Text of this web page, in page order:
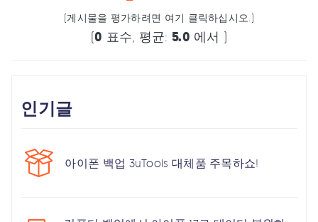
(게시물을 평가하려면 여기 클릭하십시오.)
(0 표수, 평균: 5.0 에서 )
인기글
아이폰 백업 3uTools 대체품 주목하쇼!